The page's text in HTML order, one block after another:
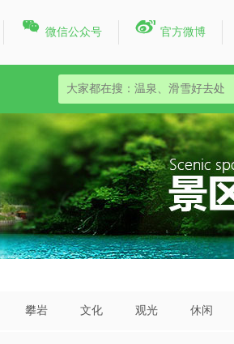
 微信公众号  官方微博
攀岩 文化 观光 休闲